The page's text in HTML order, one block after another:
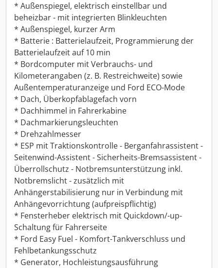
* Außenspiegel, elektrisch einstellbar und
beheizbar - mit integrierten Blinkleuchten
* Außenspiegel, kurzer Arm
* Batterie : Batterielaufzeit, Programmierung der
Batterielaufzeit auf 10 min
* Bordcomputer mit Verbrauchs- und
Kilometerangaben (z. B. Restreichweite) sowie
Außentemperaturanzeige und Ford ECO-Mode
* Dach, Überkopfablagefach vorn
* Dachhimmel in Fahrerkabine
* Dachmarkierungsleuchten
* Drehzahlmesser
* ESP mit Traktionskontrolle - Berganfahrassistent -
Seitenwind-Assistent - Sicherheits-Bremsassistent -
Überrollschutz - Notbremsunterstützung inkl.
Notbremslicht - zusätzlich mit
Anhängerstabilisierung nur in Verbindung mit
Anhängevorrichtung (aufpreispflichtig)
* Fensterheber elektrisch mit Quickdown/-up-
Schaltung für Fahrerseite
* Ford Easy Fuel - Komfort-Tankverschluss und
Fehlbetankungsschutz
* Generator, Hochleistungsausführung